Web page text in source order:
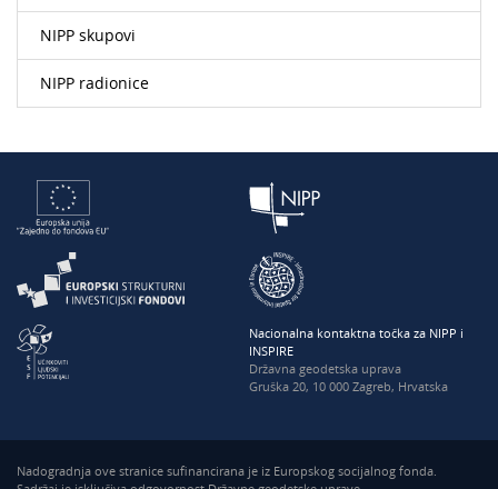
NIPP skupovi
NIPP radionice
Nacionalna kontaktna točka za NIPP i
INSPIRE
Državna geodetska uprava
Gruška 20, 10 000 Zagreb, Hrvatska
Nadogradnja ove stranice sufinancirana je iz Europskog socijalnog fonda.